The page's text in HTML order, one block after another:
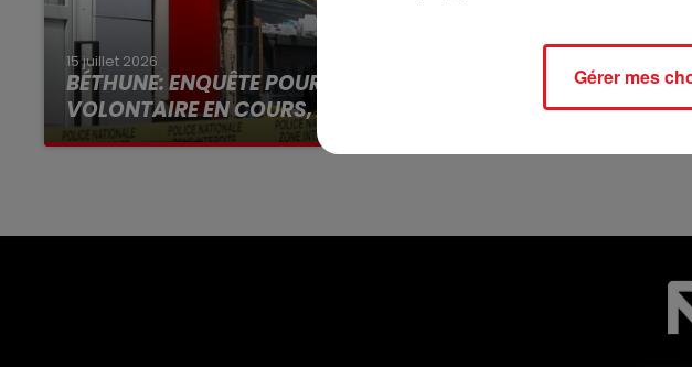
15 juillet 2026
BÉTHUNE: ENQUÊTE POUR HOMICIDE
VOLONTAIRE EN COURS, APRÈS LA...
Selon les premiers éléments, le logement
WINGLES:
LA BASE DE
Gérer mes